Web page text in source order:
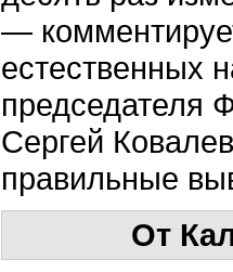
—
естественных
председателя
Сергей
правильные
От